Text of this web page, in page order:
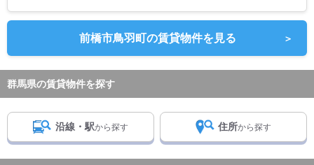
前橋市鳥羽町の賃貸物件を見る ＞
群馬県の賃貸物件を探す
沿線・駅から探す 住所から探す